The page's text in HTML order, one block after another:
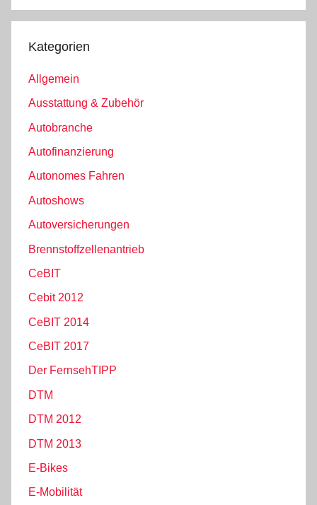
Kategorien
Allgemein
Ausstattung & Zubehör
Autobranche
Autofinanzierung
Autonomes Fahren
Autoshows
Autoversicherungen
Brennstoffzellenantrieb
CeBIT
Cebit 2012
CeBIT 2014
CeBIT 2017
Der FernsehTIPP
DTM
DTM 2012
DTM 2013
E-Bikes
E-Mobilität